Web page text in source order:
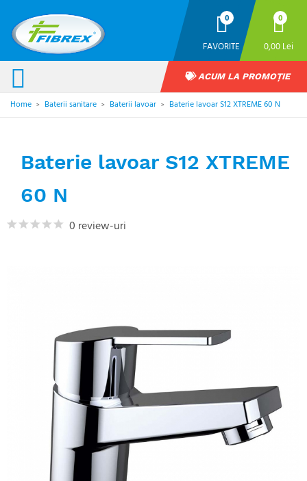
FAVORITE
0 0
0,00 Lei
ACUM LA PROMOȚIE
Home > Baterii sanitare > Baterii lavoar > Baterie lavoar S12 XTREME 60 N
Baterie lavoar S12 XTREME
60 N
0 review-uri